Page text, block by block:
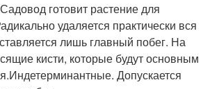
готовит растение для
удаляется практически вся
лишь главный побег. На
кисти, которые будут основным
Допускается